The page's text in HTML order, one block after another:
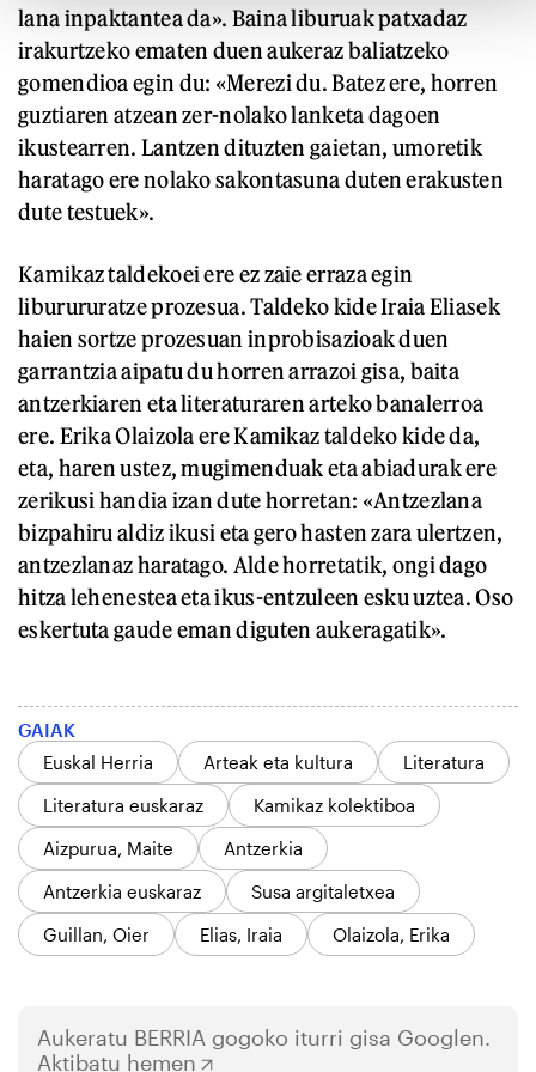
lana inpaktantea da». Baina liburuak patxadaz
irakurtzeko ematen duen aukeraz baliatzeko
gomendioa egin du: «Merezi du. Batez ere, horren
guztiaren atzean zer-nolako lanketa dagoen
ikustearren. Lantzen dituzten gaietan, umoretik
haratago ere nolako sakontasuna duten erakusten
dute testuek».
Kamikaz taldekoei ere ez zaie erraza egin
liburururatze prozesua. Taldeko kide Iraia Eliasek
haien sortze prozesuan inprobisazioak duen
garrantzia aipatu du horren arrazoi gisa, baita
antzerkiaren eta literaturaren arteko banalerroa
ere. Erika Olaizola ere Kamikaz taldeko kide da,
eta, haren ustez, mugimenduak eta abiadurak ere
zerikusi handia izan dute horretan: «Antzezlana
bizpahiru aldiz ikusi eta gero hasten zara ulertzen,
antzezlanaz haratago. Alde horretatik, ongi dago
hitza lehenestea eta ikus-entzuleen esku uztea. Oso
eskertuta gaude eman diguten aukeragatik».
GAIAK
Euskal Herria
Arteak eta kultura
Literatura
Literatura euskaraz
Kamikaz kolektiboa
Aizpurua, Maite
Antzerkia
Antzerkia euskaraz
Susa argitaletxea
Guillan, Oier
Elias, Iraia Olaizola, Erika
Aukeratu BERRIA gogoko iturri gisa Googlen.
Aktibatu hemen